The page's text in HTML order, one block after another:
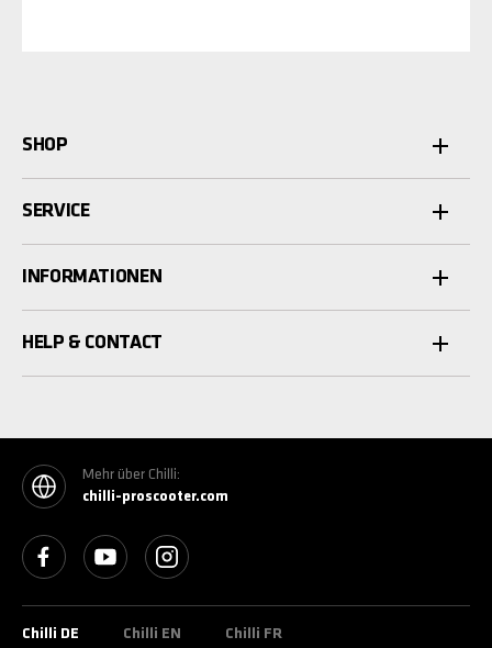
SHOP
SERVICE
INFORMATIONEN
HELP & CONTACT
Mehr über Chilli:
chilli-proscooter.com
See our FacebookSee our YouTube channel
See our Instagram
Chilli DE Chilli EN Chilli FR